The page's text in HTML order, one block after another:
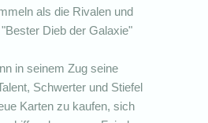
als die Rivalen und
Dieb der Galaxie"
in seinem Zug seine
Schwerter und Stiefel
Karten zu kaufen, sich